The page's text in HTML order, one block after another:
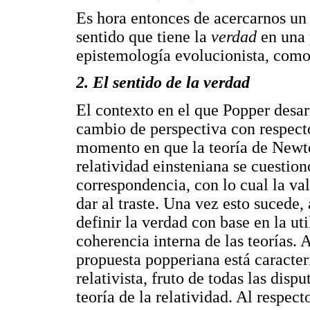
Es hora entonces de acercarnos
sentido que tiene la verdad en
epistemología evolucionista,
2. El sentido de la verdad
El contexto en el que Popper
cambio de perspectiva con
momento en que la teoría de
relatividad einsteniana se
correspondencia, con lo cual la
dar al traste. Una vez esto
definir la verdad con base en la
coherencia interna de las teorías.
propuesta popperiana está
relativista, fruto de todas las
teoría de la relatividad. Al